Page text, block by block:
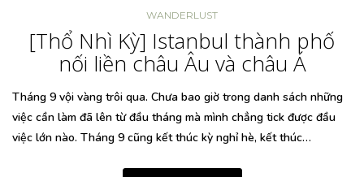
WANDERLUST
[Thổ Nhì Kỳ] Istanbul thành phố
nối liền châu Âu và châu Á
Tháng 9 vội vàng trôi qua. Chưa bao giờ trong danh sách những
việc cần làm đã lên từ đầu tháng mà mình chẳng tick được đầu
việc lớn nào. Tháng 9 cũng kết thúc kỳ nghỉ hè, kết thúc…